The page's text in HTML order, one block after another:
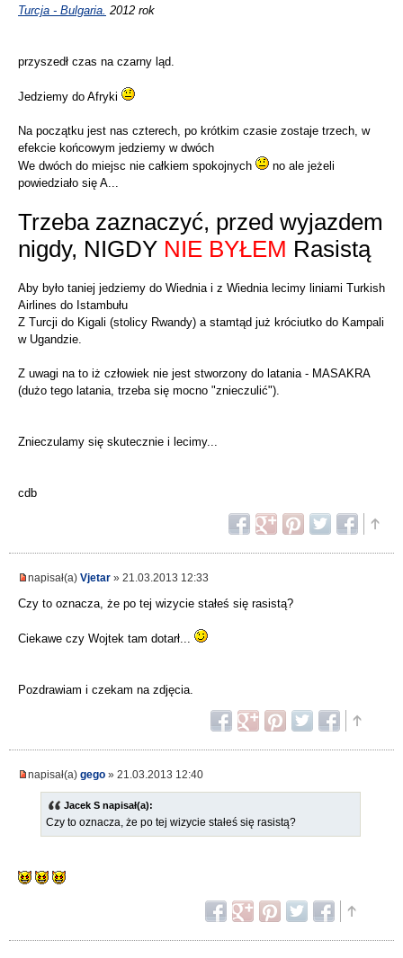
Turcja - Bulgaria. 2012 rok
przyszedł czas na czarny ląd.
Jedziemy do Afryki
Na początku jest nas czterech, po krótkim czasie zostaje trzech, w
efekcie końcowym jedziemy w dwóch
We dwóch do miejsc nie całkiem spokojnych
no ale jeżeli
powiedziało się A...
Trzeba zaznaczyć, przed wyjazdem
nigdy, NIGDY NIE BYŁEM Rasistą
Aby było taniej jedziemy do Wiednia i z Wiednia lecimy liniami Turkish
Airlines do Istambułu
Z Turcji do Kigali (stolicy Rwandy) a stamtąd już króciutko do Kampali
w Ugandzie.
Z uwagi na to iż człowiek nie jest stworzony do latania - MASAKRA
(dużo tego latania, trzeba się mocno "znieczulić").
Znieczulamy się skutecznie i lecimy...
cdb
napisał(a) Vjetar » 21.03.2013 12:33
Czy to oznacza, że po tej wizycie stałeś się rasistą?
Ciekawe czy Wojtek tam dotarł...
Pozdrawiam i czekam na zdjęcia.
napisał(a) gego » 21.03.2013 12:40
Jacek S napisał(a):
Czy to oznacza, że po tej wizycie stałeś się rasistą?